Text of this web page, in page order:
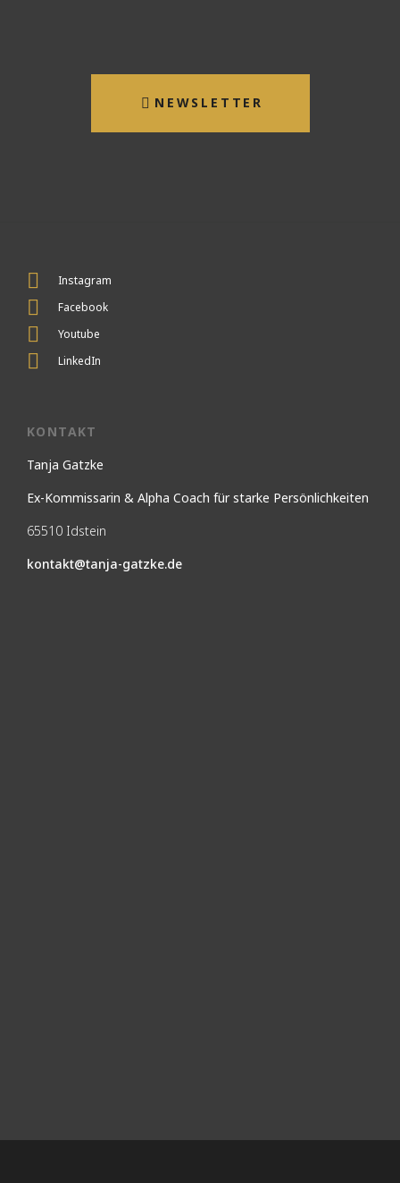
NEWSLETTER
Instagram
Facebook
Youtube
LinkedIn
KONTAKT
Tanja Gatzke
Ex-Kommissarin & Alpha Coach für starke Persönlichkeiten
65510 Idstein
kontakt@tanja-gatzke.de